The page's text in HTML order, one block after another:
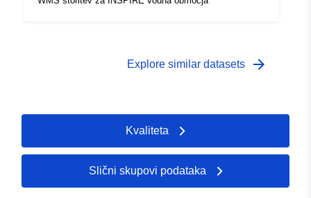
Explore similar datasets arrow_forward
Kvaliteta
Slični skupovi podataka